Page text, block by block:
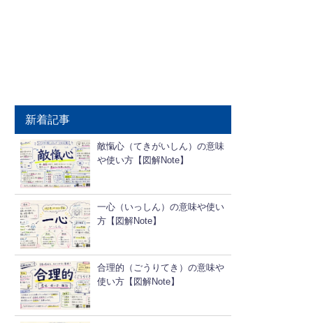
新着記事
敵愾心（てきがいしん）の意味
や使い方【図解Note】
一心（いっしん）の意味や使い
方【図解Note】
合理的（ごうりてき）の意味や
使い方【図解Note】